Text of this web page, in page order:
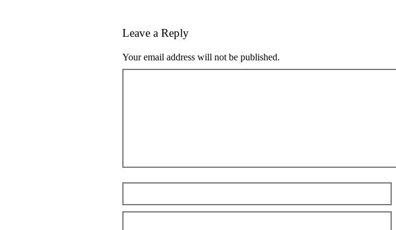
Leave a Reply
Your email address will not be published.